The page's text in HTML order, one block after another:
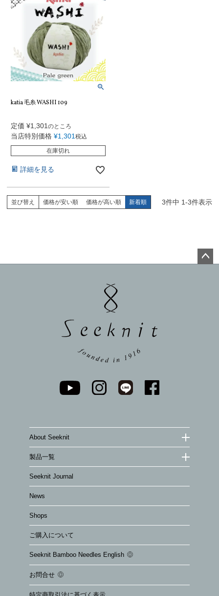
katia 毛糸 WASHI 109
定価 ¥1,301のところ
当店特別価格 ¥1,301税込
在庫切れ
詳細を見る
並び替え 価格が安い順 価格が高い順 新着順 3件中 1-3件表示
About Seeknit
製品一覧
Seeknit Journal
News
Shops
ご購入について
Seeknit Bamboo Needles English
お問合せ